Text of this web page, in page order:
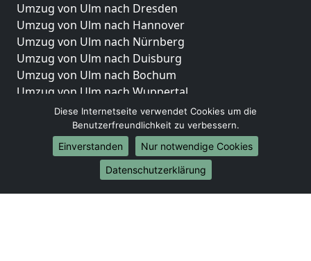
Umzug von Ulm nach Dresden
Umzug von Ulm nach Hannover
Umzug von Ulm nach Nürnberg
Umzug von Ulm nach Duisburg
Umzug von Ulm nach Bochum
Umzug von Ulm nach Wuppertal
Umzug von Ulm nach Bielefeld
Umzug von Ulm nach Bonn
Umzug von Ulm nach Münster
Internationale-Umzüge
Umzug von Ulm nach Brasilien
Diese Internetseite verwendet Cookies um die
Benutzerfreundlichkeit zu verbessern.
Einverstanden
Nur notwendige Cookies
Datenschutzerklärung